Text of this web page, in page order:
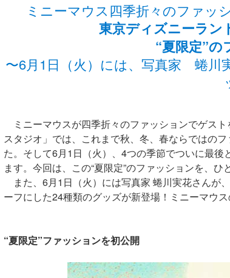
ミニーマウス四季折々のファッ
東京ディズニーラン
“夏限定”の
〜6月1日（火）には、写真家 蜷川
ミニーマウスが四季折々のファッションでゲス
スタジオ」では、これまで秋、冬、春ならではの
た。そして6月1日（火）、4つの季節でついに最後
ます。今回は、この“夏限定”のファッションを、ひ
また、6月1日（火）には写真家 蜷川実花さんが
ーフにした24種類のグッズが新登場！ミニーマウ
“夏限定”ファッションを初公開